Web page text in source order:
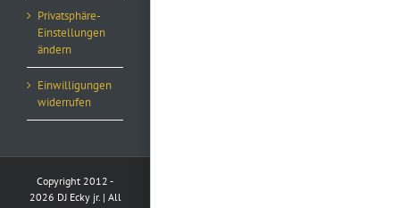
Privatsphäre-
Einstellungen
ändern
Einwilligungen
widerrufen
Copyright 2012 -
2026 DJ Ecky jr. | All